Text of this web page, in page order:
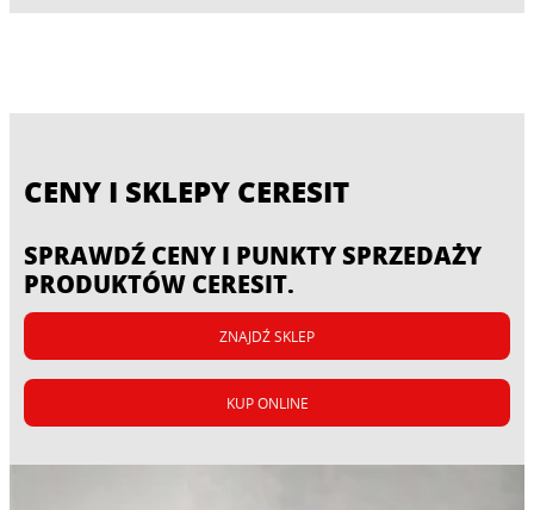
CENY I SKLEPY CERESIT
SPRAWDŹ CENY I PUNKTY SPRZEDAŻY
PRODUKTÓW CERESIT.
ZNAJDŹ SKLEP
KUP ONLINE